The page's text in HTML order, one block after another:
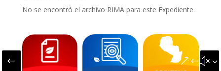
No se encontró el archivo RIMA para este Expediente.
#